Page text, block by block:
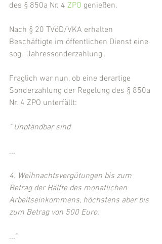
des § 850a Nr. 4 ZPO genießen.
Nach § 20 TVöD/VKA erhalten
Beschäftigte im öffentlichen Dienst eine
sog. "Jahressonderzahlung".
Fraglich war nun, ob eine derartige
Sonderzahlung der Regelung des § 850a
Nr. 4 ZPO unterfällt:
" Unpfändbar sind
...
4. Weihnachtsvergütungen bis zum
Betrag der Hälfte des monatlichen
Arbeitseinkommens, höchstens aber bis
zum Betrag von 500 Euro;
..."